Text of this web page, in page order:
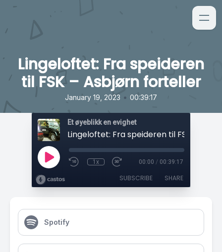
Lingeloftet: Fra speideren
til FSK – Asbjørn forteller
January 19, 2023 • 00:39:17
Et øyeblikk en evighet
1x 00:00 / 00:39:17
SUBSCRIBE SHARE
Spotify